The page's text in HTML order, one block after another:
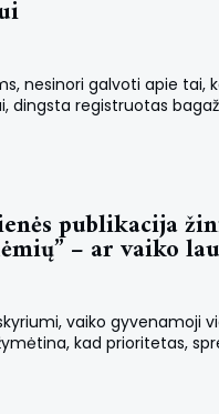
nesinori galvoti apie
dingsta registruotas
publikacija
– ar vaiko
vaiko
kad prioritetas,